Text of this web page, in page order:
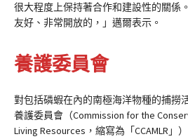
很大程度上保持著合作和建設性的關係
友好、非常開放的，」邁爾表示。
養護委員會
對包括磷蝦在內的南極海洋物種的捕撈
養護委員會（Commission for the
Living Resources，縮寫為「CCAMLR」